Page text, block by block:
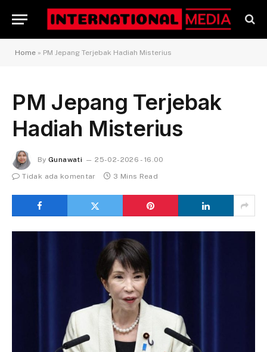
Home » PM Jepang Terjebak Hadiah Misterius
PM Jepang Terjebak
Hadiah Misterius
By Gunawati
25-02-2026 - 16.00
Tidak ada komentar
3 Mins Read